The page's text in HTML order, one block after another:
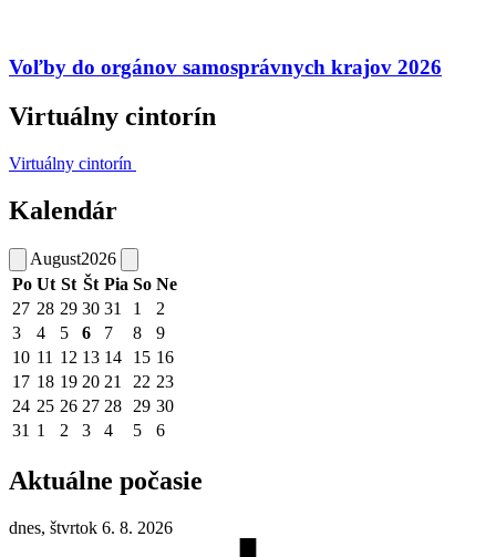
Voľby do orgánov samosprávnych krajov 2026
Virtuálny cintorín
Virtuálny cintorín
Kalendár
August2026
Po Ut St Št Pia So Ne
27 28 29 30 31 1
2
3
4 5 6 7 8
9
10 11 12 13 14 15 16
17 18 19 20 21 22 23
24 25 26 27 28 29 30
31 1 2 3 4 5 6
Aktuálne počasie
dnes, štvrtok 6. 8. 2026